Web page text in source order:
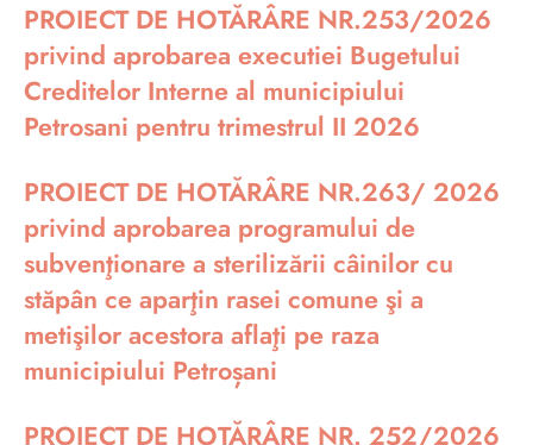
PROIECT DE HOTĂRÂRE NR.253/2026
privind aprobarea executiei Bugetului
Creditelor Interne al municipiului
Petrosani pentru trimestrul II 2026
PROIECT DE HOTĂRÂRE NR.263/ 2026
privind aprobarea programului de
subvenţionare a sterilizării câinilor cu
stăpân ce aparţin rasei comune şi a
metişilor acestora aflaţi pe raza
municipiului Petroșani
PROIECT DE HOTĂRÂRE NR. 252/2026